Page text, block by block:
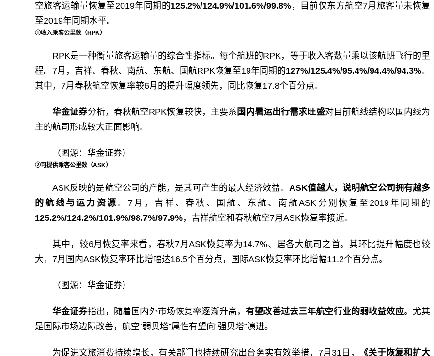
空旅客运输量恢复至2019年同期的125.2%/124.9%/101.6%/99.8% ，目前仅东方航空7月旅客量未恢复
至2019年同期水平。
①收入乘客公里数（RPK）
RPK是一种衡量旅客运输量的综合性指标。每个航班的RPK，等于收入客数量乘以该航班飞行的里
程。7月，吉祥、春秋、南航、东航、国航RPK恢复至19年同期的127%/125.4%/95.4%/94.4%/94.3%。
其中，7月春秋航空恢复率较6月的提升幅度领先，同比恢复17.8个百分点。
华金证券分析，春秋航空RPK恢复较快，主要系 国内暑运出行需求旺盛对目前航线结构以国内线为
主的航司形成较大正面影响。
（图源：华金证券）
②可提供乘客公里数（ASK）
ASK反映的是航空公司的产能，是其可产生的最大经济效益。 ASK值越大，说明航空公司拥有越多
的航线与运力资源。7月，吉祥、春秋、国航、东航、南航ASK分别恢复至2019年同期的
125.2%/124.2%/101.9%/98.7%/97.9%，吉祥航空和春秋航空7月ASK恢复率接近。
其中，较6月恢复率来看，春秋7月ASK恢复率为14.7%、居各大航司之首。其环比提升幅度也较
大，7月国内ASK恢复率环比增幅达16.5个百分点，国际ASK恢复率环比增幅11.2个百分点。
（图源：华金证券）
华金证券指出，随着国内外市场恢复率逐渐升高，有望改善过去三年航空行业的弱收益效应。尤其
是国际市场边际改善，航空“弱贝塔”属性有望向“强贝塔”演进。
为促进文旅消费持续增长，有关部门也持续研究出台务实有效举措。7月31日， 《关于恢复和扩大